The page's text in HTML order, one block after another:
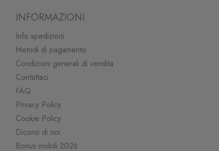
INFORMAZIONI
Info spedizioni
Metodi di pagamento
Condizioni generali di vendita
Contattaci
FAQ
Privacy Policy
Cookie Policy
Dicono di noi
Bonus mobili 2026